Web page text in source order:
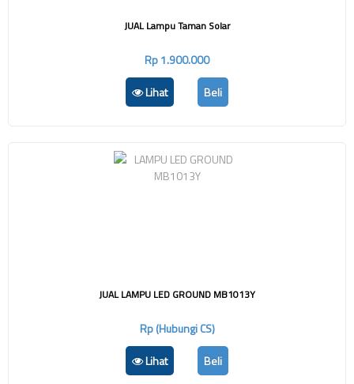
JUAL Lampu Taman Solar
Rp 1.900.000
Lihat
Beli
JUAL LAMPU LED GROUND MB1013Y
Rp (Hubungi CS)
Lihat
Beli